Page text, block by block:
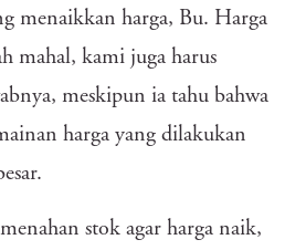
menaikkan harga, Bu. Harga
mahal, kami juga harus
meskipun ia tahu bahwa
harga yang dilakukan
stok agar harga naik,